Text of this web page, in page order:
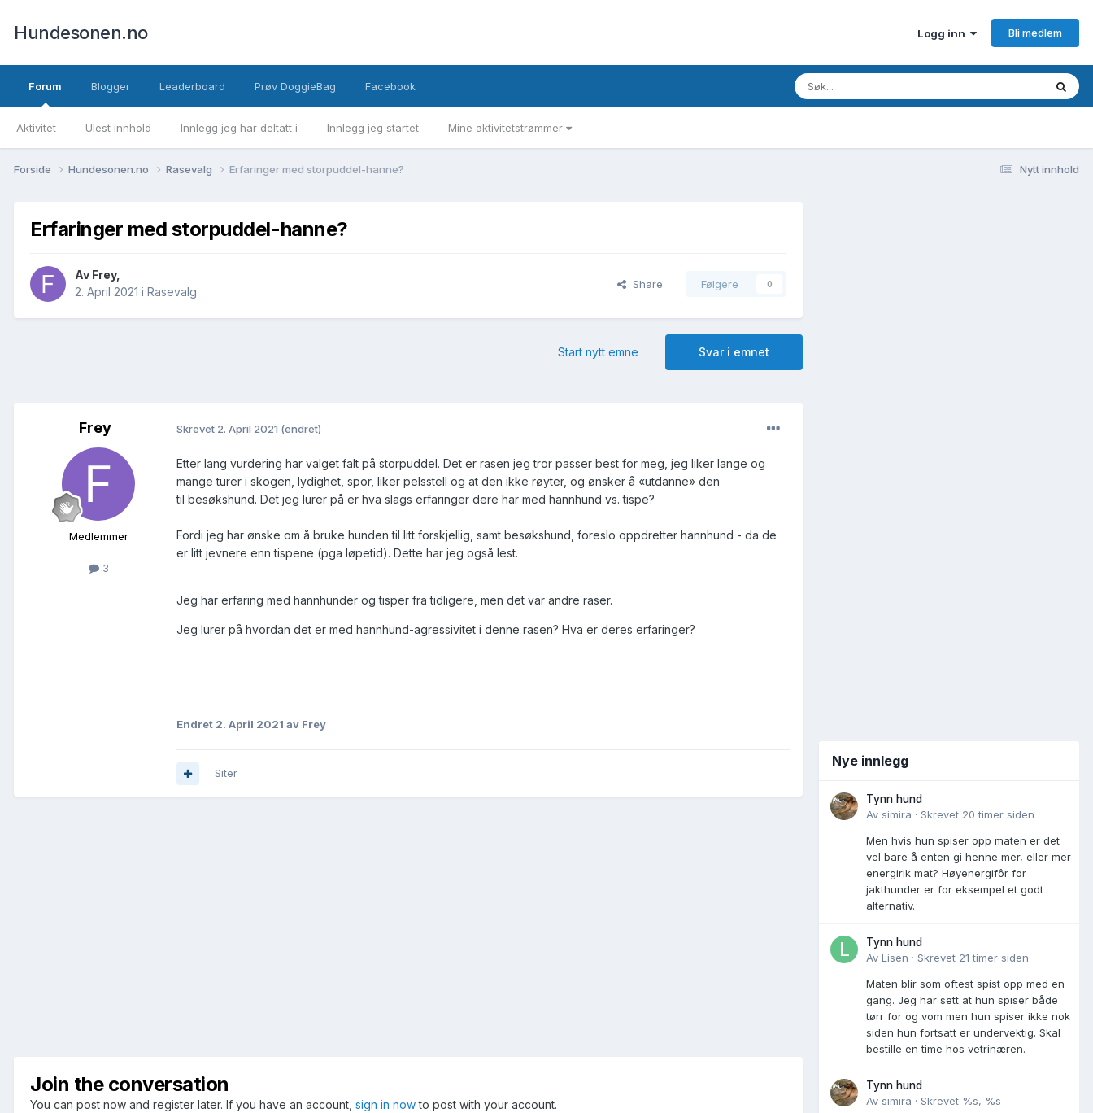
Hundesonen.no Logg inn Bli medlem
Forum
Aktivitet Ulest innhold Innlegg jeg har deltatt i Innlegg jeg startet Mine aktivitetstrømmer
Blogger Leaderboard Prøv DoggieBag Facebook
Nytt innhold
Forside Hundesonen.no Rasevalg Erfaringer med storpuddel-hanne?
Erfaringer med storpuddel-hanne?
Av Frey,
2. April 2021 i Rasevalg
Share Følgere 0
Svar i emnet
Start nytt emne
Frey
Medlemmer
3
Skrevet 2. April 2021 (endret)
Etter lang vurdering har valget falt på storpuddel. Det er rasen jeg tror passer best for meg, jeg liker lange og
mange turer i skogen, lydighet, spor, liker pelsstell og at den ikke røyter, og ønsker å «utdanne» den
til besøkshund. Det jeg lurer på er hva slags erfaringer dere har med hannhund vs. tispe?
Fordi jeg har ønske om å bruke hunden til litt forskjellig, samt besøkshund, foreslo oppdretter hannhund - da de
er litt jevnere enn tispene (pga løpetid). Dette har jeg også lest.
Jeg har erfaring med hannhunder og tisper fra tidligere, men det var andre raser.
Jeg lurer på hvordan det er med hannhund-agressivitet i denne rasen? Hva er deres erfaringer?
Endret 2. April 2021 av Frey
Siter
Join the conversation
You can post now and register later. If you have an account, sign in nowto post with your account.
Nye innlegg
Tynn hund
Av simira · Skrevet 20 timer siden
Men hvis hun spiser opp maten er det
vel bare å enten gi henne mer, eller mer
energirik mat? Høyenergifôr for
jakthunder er for eksempel et godt
alternativ.
Tynn hund
Av Lisen · Skrevet 21 timer siden
Maten blir som oftest spist opp med en
gang. Jeg har sett at hun spiser både
tørr for og vom men hun spiser ikke nok
siden hun fortsatt er undervektig. Skal
bestille en time hos vetrinæren.
Tynn hund
Av simira · Skrevet %s, %s